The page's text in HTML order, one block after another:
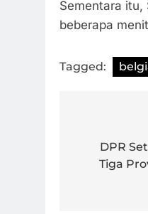
Sementara itu,
beberapa
Tagged:
DPR
Tiga